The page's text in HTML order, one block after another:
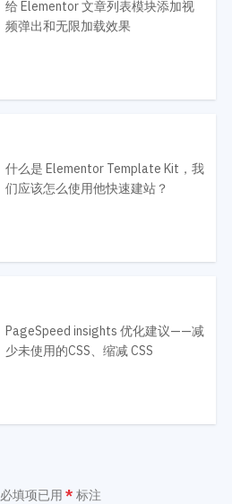
给 Elementor 文章列表模块添加视
频弹出和无限加载效果
什么是 Elementor Template Kit，我
们应该怎么使用他快速建站？
PageSpeed insights 优化建议——减
少未使用的CSS、缩减 CSS
必填项已用 * 标注